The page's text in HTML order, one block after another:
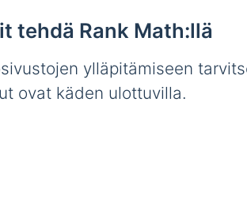
tehdä Rank Math:llä
ylläpitämiseen
ovat käden ulottuvilla.